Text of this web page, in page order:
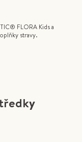
FLORA Kids a
stravy.